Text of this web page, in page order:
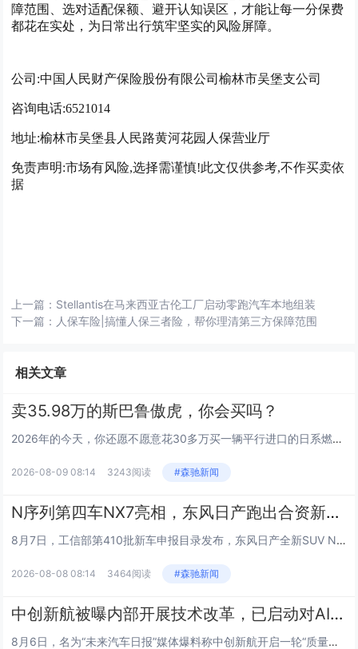
障范围、选对适配保额、避开认知误区，才能让每一分保费
都花在实处，为日常出行筑牢坚实的风险屏障。
公司:中国人民财产保险股份有限公司榆林市吴堡支公司
咨询电话:6521014
地址:榆林市吴堡县人民路黄河花园人保营业厅
免责声明:市场有风险,选择需谨慎!此文仅供参考,不作买卖依
据
上一篇： Stellantis在马来西亚古伦工厂启动零跑汽车本地组装
下一篇： 人保车险|搞懂人保三者险，帮你理清第三方保障范围
相关文章
卖35.98万的斯巴鲁傲虎，你会买吗？
2026年的今天，你还愿不愿意花30多万买一辆平行进口的日系燃油越野车？而且，它还是斯巴鲁。 7月底，斯巴鲁把第六代傲...
2026-08-09 08:14 3243阅读 #森驰新闻
N序列第四车NX7亮相，东风日产跑出合资新能源转型最快速度
8月7日，工信部第410批新车申报目录发布，东风日产全新SUV NX7公告图正式亮相。N序列N7、N6、NX8三款车型凭...
2026-08-08 08:14 3464阅读 #森驰新闻
中创新航被曝内部开展技术改革，已启动对AION S问题电池维保工作
8月6日，名为“未来汽车日报”媒体爆料称中创新航开启一轮“质量安全为先”的技术改革。 其称中创新航关注到搭载该公司电池...